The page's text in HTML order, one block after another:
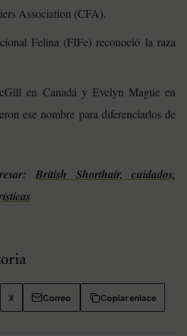
Association (CFA).
Felina (FIFe) reconoció la raza
en Canadá y Evelyn Mague en
ese nombre para diferenciarlos de
British Shorthair, cuidados,
X Correo Copiar enlace